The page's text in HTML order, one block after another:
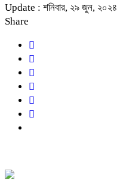
Update : শনিবার, ২৯ জুন, ২০২৪
Share